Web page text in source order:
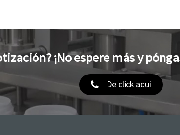
¡No espere más y
De click aquí